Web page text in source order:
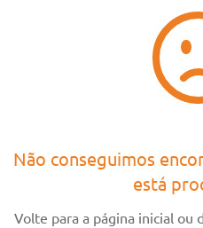
Não conseguimos
está
Volte para a página inicial ou